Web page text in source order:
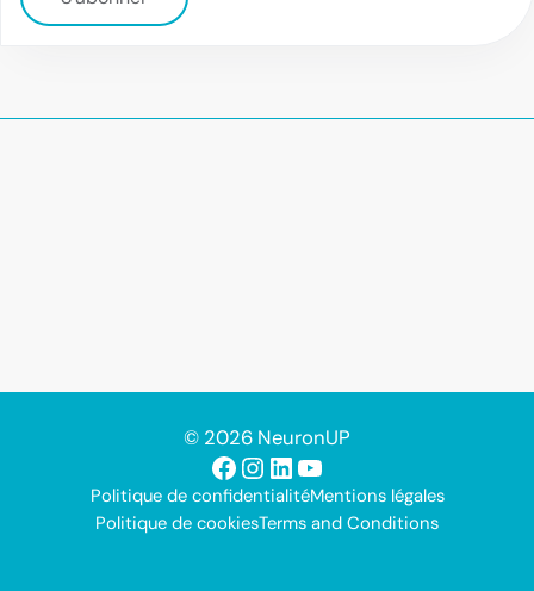
© 2026 NeuronUP
Facebook
Instagram
LinkedIn
YouTube
Politique de confidentialitéMentions légales
Politique de cookiesTerms and Conditions